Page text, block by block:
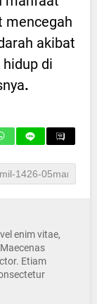
mencegah
akibat
di
.
enim vitae,
Etiam